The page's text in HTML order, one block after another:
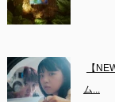
【
ム...